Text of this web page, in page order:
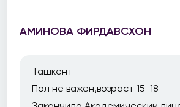
АМИНОВА ФИРДАВСХОН
Ташкент
Пол не важен,возраст 15-18